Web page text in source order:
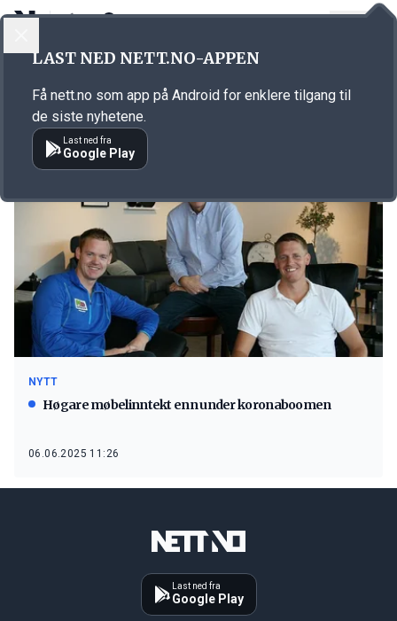
Emne: Gangsø Eftf
Møbelforhandler
NYTT
Høgare møbelinntekt enn under koronaboomen
06.06.2025 11:26
Last ned fra
Google Play
LAST NED NETT.NO-APPEN
Få nett.no som app på Android for enklere tilgang til
de siste nyhetene.
Last ned fra
Google Play